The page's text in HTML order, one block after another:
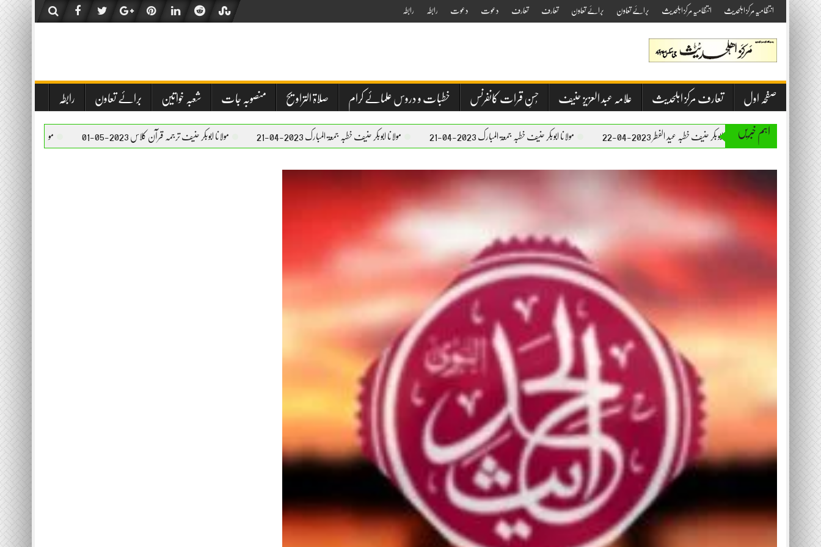
Skip
to
content
انتظامیہ مرکز اہلحدیث انتظامیہ مرکز اہلحدیث برائے تعاون برائے تعاون تعارف تعارف دعوت دعوت رابطہ رابطہ
صفحہ اول تعارف مرکز اہلحدیث علامہ عبد العزیز حنیف حُسنِ قرات کانفرنس خطبات و دروس علمائے کرام صلاۃ التراویح منصوبہ جات شعبہ خواتین برائے تعاون رابطہ
اہم خبریں
مولانا ابوبکر حنیف خطبہ عید الفطر 2023-04-22 مولانا ابوبکر حنیف خطبہ جمعۃ المبارک 2023-04-21 مولانا ابوبکر حنیف خطبہ جمعۃ المبارک 2023-04-21 مولانا ابوبکر حنیف ترجمہ قرآن کلاس 2023-05-01 مولانا ابوبکر حنیف ترجمہ قرآن کلاس 2023-05-01